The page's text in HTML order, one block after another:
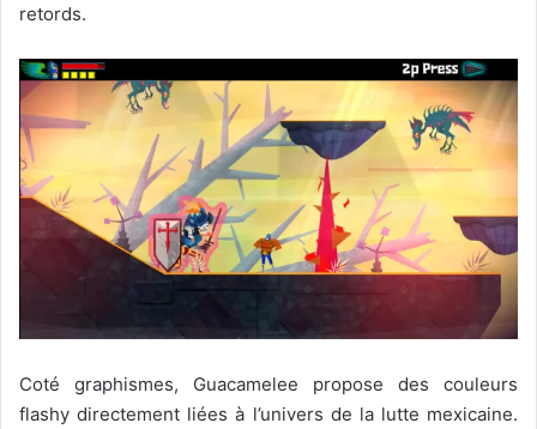
retords.
Coté graphismes, Guacamelee propose des couleurs
flashy directement liées à l’univers de la lutte mexicaine.